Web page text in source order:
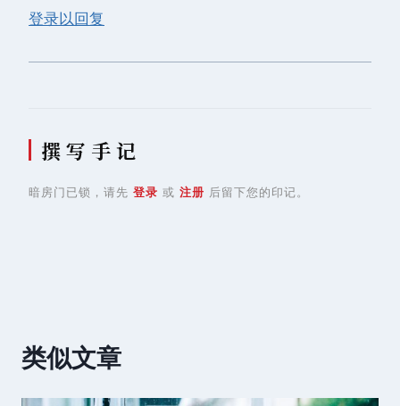
登录以回复
撰 写 手 记
暗房门已锁，请先 登录 或 注册 后留下您的印记。
类似文章